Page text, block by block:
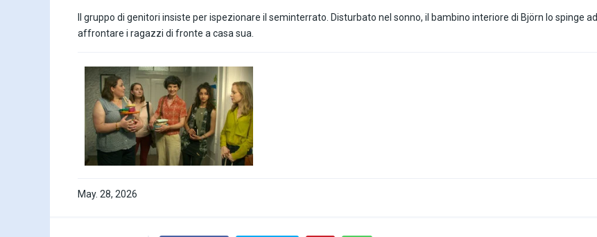
Il gruppo di genitori insiste per ispezionare il seminterrato. Disturbato nel sonno, il bambino interiore di Björn lo spinge ad
affrontare i ragazzi di fronte a casa sua.
May. 28, 2026